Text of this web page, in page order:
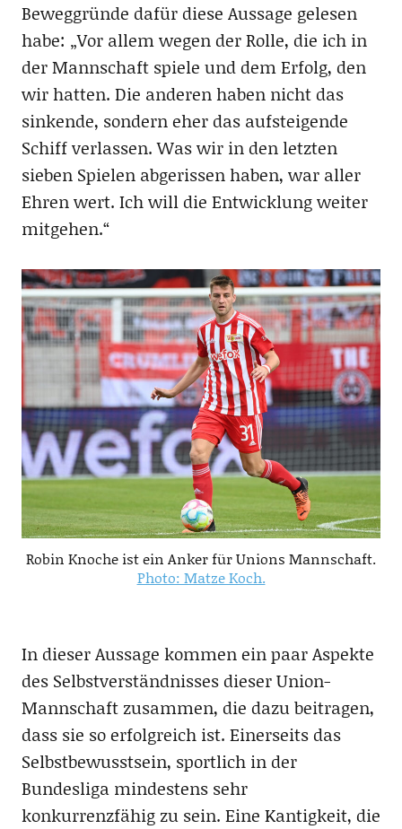
Beweggründe dafür diese Aussage gelesen
habe: „Vor allem wegen der Rolle, die ich in
der Mannschaft spiele und dem Erfolg, den
wir hatten. Die anderen haben nicht das
sinkende, sondern eher das aufsteigende
Schiff verlassen. Was wir in den letzten
sieben Spielen abgerissen haben, war aller
Ehren wert. Ich will die Entwicklung weiter
mitgehen.“
Robin Knoche ist ein Anker für Unions Mannschaft.
Photo: Matze Koch.
In dieser Aussage kommen ein paar Aspekte
des Selbstverständnisses dieser Union-
Mannschaft zusammen, die dazu beitragen,
dass sie so erfolgreich ist. Einerseits das
Selbstbewusstsein, sportlich in der
Bundesliga mindestens sehr
konkurrenzfähig zu sein. Eine Kantigkeit, die